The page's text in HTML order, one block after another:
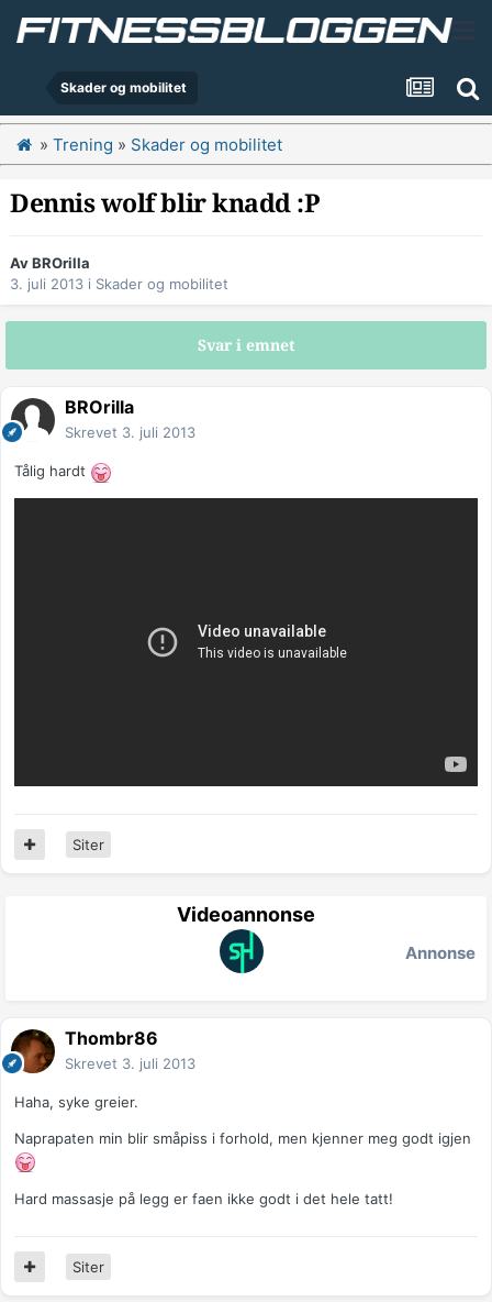
Skader og mobilitet
» Trening » Skader og mobilitet
Dennis wolf blir knadd :P
AvBROrilla
3. juli 2013 i Skader og mobilitet
Svar i emnet
BROrilla
Skrevet 3. juli 2013
Tålig hardt
Siter
Videoannonse
Annonse
Thombr86
Skrevet 3. juli 2013
Haha, syke greier.
Naprapaten min blir småpiss i forhold, men kjenner meg godt igjen
Hard massasje på legg er faen ikke godt i det hele tatt!
Siter